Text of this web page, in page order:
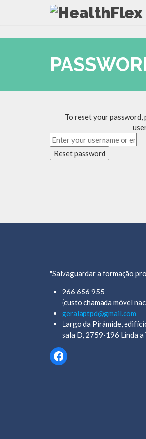
To reset your password,
"Salvaguardar a formação
966 656 955
(custo chamada móvel
geralaptpd@gmail.com
Largo da Pirâmide,
sala D, 2759-196 Linda a
Facebook